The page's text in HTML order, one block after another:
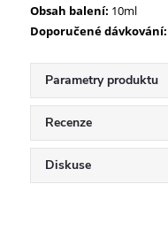
Obsah balení: 10ml
Doporučené dávkování:
Parametry produktu
Recenze
Diskuse